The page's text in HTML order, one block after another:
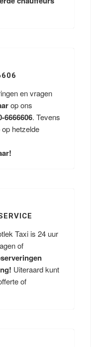
en vragen
op ons
6666606. Tevens
hetzelde
Taxi is 24 uur
of
Uiteraard kunt
of